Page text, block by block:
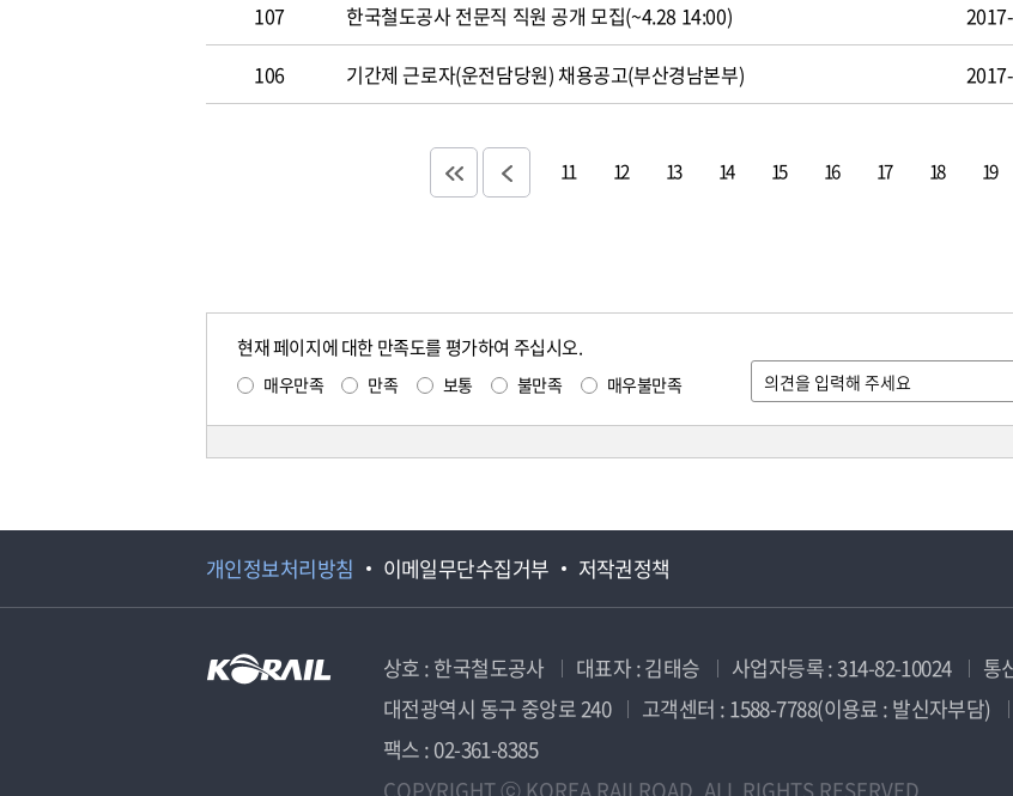
107 한국철도공사 전문직 직원 공개 모집(~4.28 14:00)
106 기간제 근로자(운전담당원) 채용공고(부산경남본부)
11 12 13 14 15 16 17 18 19
현재 페이지에 대한 만족도를 평가하여 주십시오.
매우만족 만족 보통 불만족 매우불만족
개인정보처리방침 이메일무단수집거부 저작권정책
상호 : 한국철도공사 대표자 : 김태승 사업자등록 : 314-82-10024
통
대전광역시 동구 중앙로 240
고객센터 : 1588-7788(이용료 : 발신자부담)
팩스 : 02-361-8385
COPYRIGHT ⓒ KOREA RAILROAD. ALL RIGHTS RESERVED.